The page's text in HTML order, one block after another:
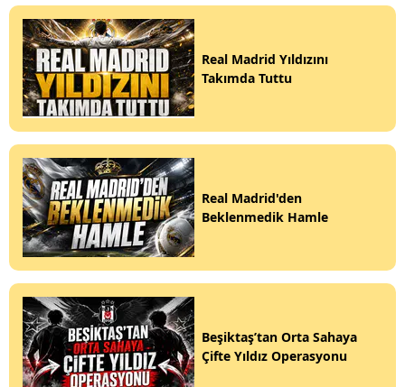
Real Madrid Yıldızını
Takımda Tuttu
Real Madrid'den
Beklenmedik Hamle
Beşiktaş’tan Orta Sahaya
Çifte Yıldız Operasyonu